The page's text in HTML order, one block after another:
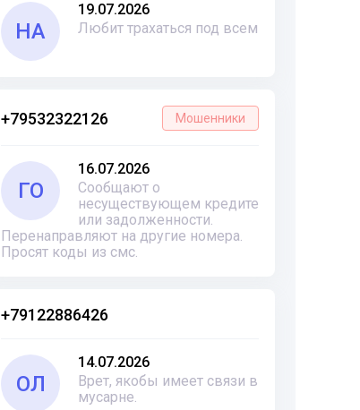
НА
19.07.2026
Любит трахаться под всем
+79532322126 Мошенники
ГО
16.07.2026
Сообщают о
несуществующем кредите
или задолженности.
Перенаправляют на другие номера.
Просят коды из смс.
+79122886426
ОЛ
14.07.2026
Врет, якобы имеет связи в
мусарне.